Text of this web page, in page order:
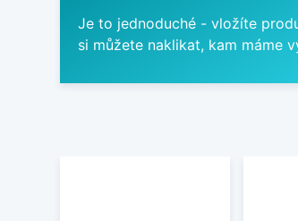
Je to jednoduché - vložíte
si můžete naklikat, kam máme